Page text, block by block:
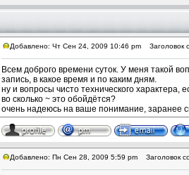
Добавлено: Чт Сен 24, 2009 10:46 pm Заголовок
Всем доброго времени суток. У меня такой
запись, в какое время и по каким дням.
ну и вопросы чисто технического
во сколько ~ это обойдётся?
очень надеюсь на ваше понимание, заранее
Добавлено: Пн Сен 28, 2009 5:59 pm Заголовок